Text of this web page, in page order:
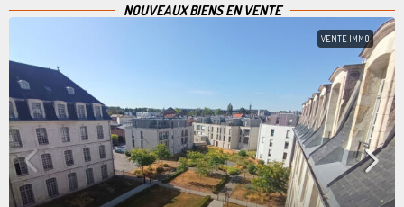
NOUVEAUX BIENS EN VENTE
VENTE IMMO